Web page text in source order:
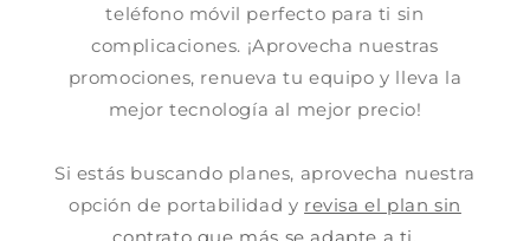
teléfono móvil perfecto para ti sin
complicaciones. ¡Aprovecha nuestras
promociones, renueva tu equipo y lleva la
mejor tecnología al mejor precio!
Si estás buscando planes, aprovecha nuestra
opción de portabilidad y revisa el plan sin